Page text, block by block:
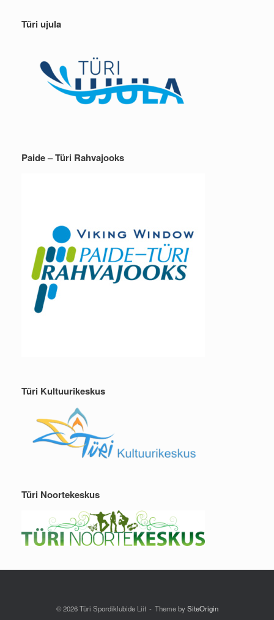
Türi ujula
Paide – Türi Rahvajooks
Türi Kultuurikeskus
Türi Noortekeskus
© 2026 Türi Spordiklubide Liit Theme bySiteOrigin